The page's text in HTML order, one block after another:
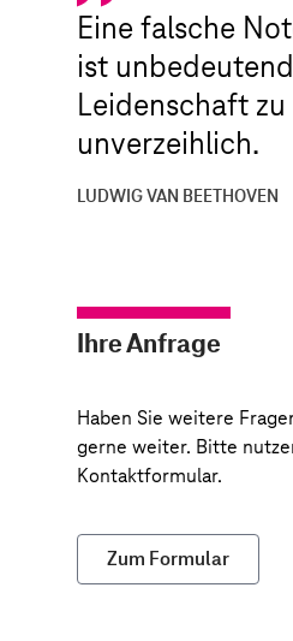
Eine falsche
ist
Leidenschaft
unverzeihlich.
LUDWIG VAN BEETHOVEN
Ihre Anfrage
Haben Sie weitere
gerne weiter. Bitte
Kontaktformular.
Zum Formular